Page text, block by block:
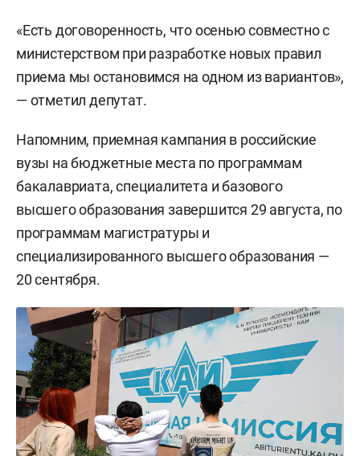
«Есть договоренность, что осенью совместно с
министерством при разработке новых правил
приема мы остановимся на одном из вариантов»,
— отметил депутат.
Напомним, приемная кампания в российские
вузы на бюджетные места по программам
бакалавриата, специалитета и базового
высшего образования завершится 29 августа, по
программам магистратуры и
специализированного высшего образования —
20 сентября.